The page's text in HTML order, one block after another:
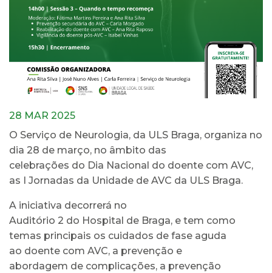
28 MAR 2025
O Serviço de Neurologia, da ULS Braga, organiza no
dia 28 de março, no âmbito das
celebrações do Dia Nacional do doente com AVC,
as I Jornadas da Unidade de AVC da ULS Braga.
A iniciativa decorrerá no
Auditório 2 do Hospital de Braga, e tem como
temas principais os cuidados de fase aguda
ao doente com AVC, a prevenção e
abordagem de complicações, a prevenção